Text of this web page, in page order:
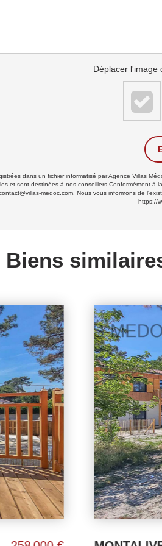
Déplacer l'image
dans un fichier informatisé par Agence Villas
et sont destinées à nos conseillers Conformément
medoc.com. Nous vous informons de
https://
Biens